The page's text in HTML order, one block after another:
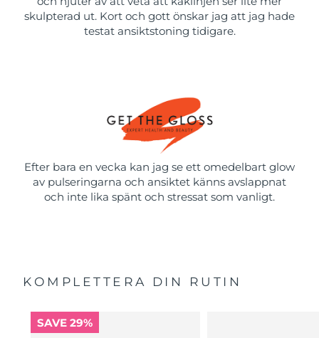
skulpterad ut. Kort och gott önskar jag att jag hade
testat ansiktstoning tidigare.
Efter bara en vecka kan jag se ett omedelbart glow
av pulseringarna och ansiktet känns avslappnat
och inte lika spänt och stressat som vanligt.
KOMPLETTERA DIN RUTIN
SAVE 29%